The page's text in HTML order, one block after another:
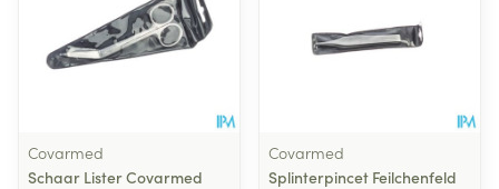
Covarmed
Schaar Lister Covarmed
Covarmed
Splinterpincet Feilchenfeld